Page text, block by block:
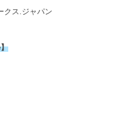
クス.ジャパン